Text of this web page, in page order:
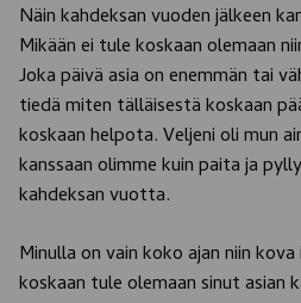
Näin kahdeksan vuoden jälkeen
Mikään ei tule koskaan olemaan
Joka päivä asia on enemmän tai
tiedä miten tälläisestä koskaan
koskaan helpota. Veljeni oli mun
kanssaan olimme kuin paita ja
kahdeksan vuotta.
Minulla on vain koko ajan niin
koskaan tule olemaan sinut asian